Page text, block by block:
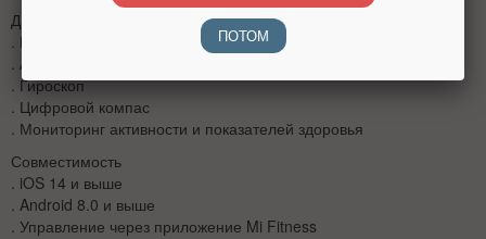
Датчики и функции
. Пульсометр (PPG)
. Акселерометр
. Гироскоп
. Цифровой компас
. Мониторинг активности и показателей здоровья
Совместимость
. iOS 14 и выше
. Android 8.0 и выше
. Управление через приложение Mi Fitness
ПОТОМ